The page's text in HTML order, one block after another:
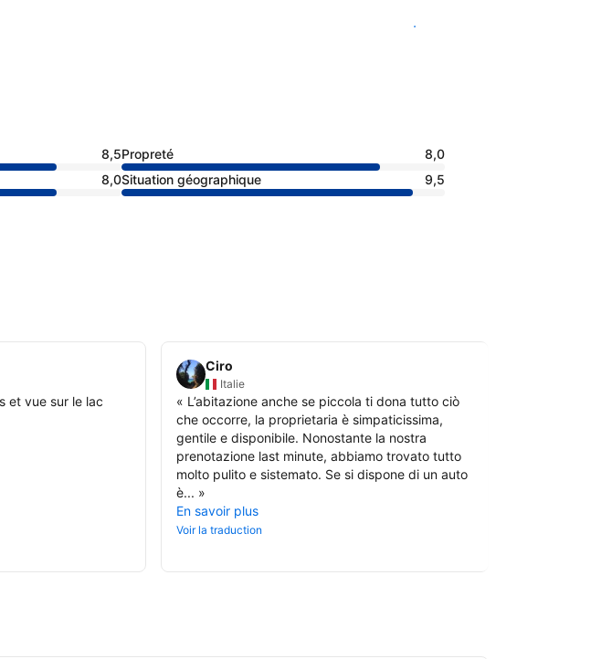
Voir les disponibilités
8,5Propreté
8,0
8,0Situation géographique 9,5
et vue sur le lac
Ciro
Italie
« L’abitazione anche se piccola ti dona tutto ciò
che occorre, la proprietaria è simpaticissima,
gentile e disponibile. Nonostante la nostra
prenotazione last minute, abbiamo trovato tutto
molto pulito e sistemato. Se si dispone di un auto
è... »
En savoir plus
Voir la traduction